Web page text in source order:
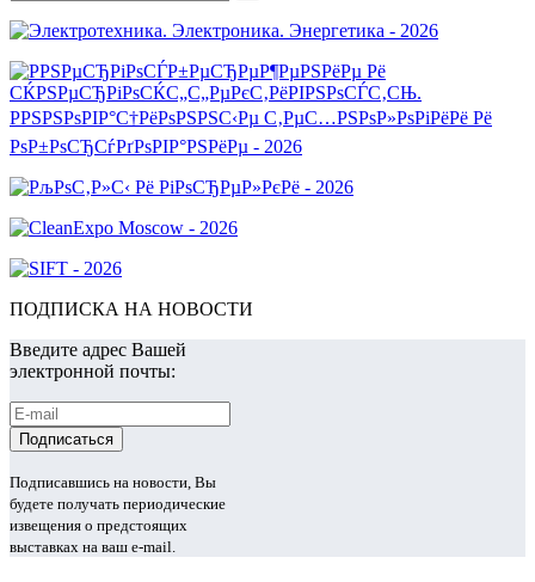
ПОДПИСКА НА НОВОСТИ
Введите адрес Вашей
электронной почты:
Подписавшись на новости, Вы
будете получать периодические
извещения о предстоящих
выставках на ваш e-mail.